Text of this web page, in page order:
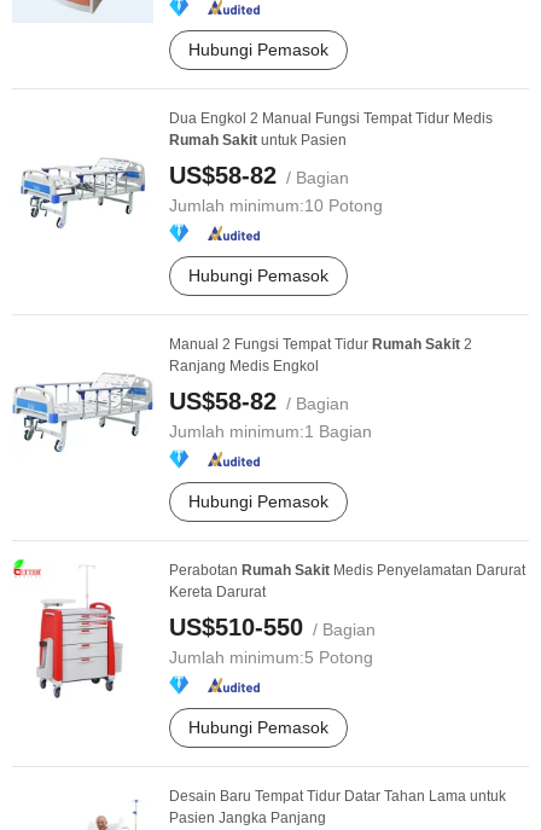
Hubungi Pemasok
Dua Engkol 2 Manual Fungsi Tempat Tidur Medis
Rumah Sakit untuk Pasien
US$58-82 / Bagian
Jumlah minimum:10 Potong
Hubungi Pemasok
Manual 2 Fungsi Tempat Tidur Rumah Sakit 2
Ranjang Medis Engkol
US$58-82 / Bagian
Jumlah minimum:1 Bagian
Hubungi Pemasok
Perabotan Rumah Sakit Medis Penyelamatan Darurat
Kereta Darurat
US$510-550 / Bagian
Jumlah minimum:5 Potong
Hubungi Pemasok
Desain Baru Tempat Tidur Datar Tahan Lama untuk
Pasien Jangka Panjang